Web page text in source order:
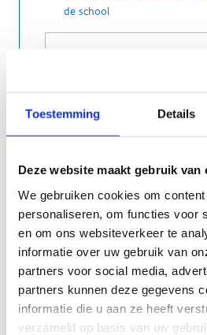
Toestemming Details
Deze website maakt gebruik van
We gebruiken cookies om
personaliseren, om functies voor
en om ons websiteverkeer te
informatie over uw gebruik van
partners voor social media,
partners kunnen deze gegevens
informatie die u aan ze heeft
verzameld op basis van uw
de school
Noteer hier de straatnaam,
postcode en gemeente